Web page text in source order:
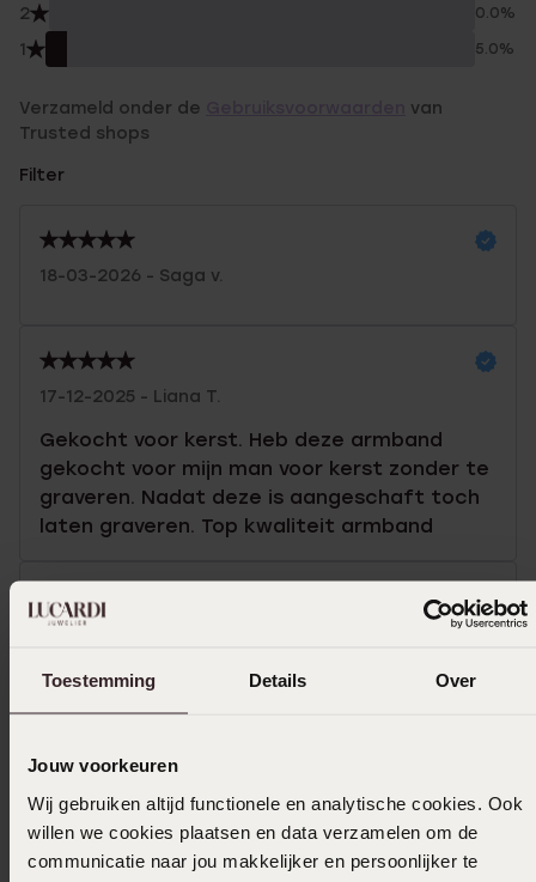
Toestemming Details Over
Jouw voorkeuren
Wij gebruiken altijd functionele en analytische cookies. Ook
willen we cookies plaatsen en data verzamelen om de
communicatie naar jou makkelijker en persoonlijker te
2 0.0%
1 5.0%
Verzameld onder de
van
Trusted shops
Filter
18-03-2026 - Saga v.
17-12-2025 - Liana T.
Gekocht voor kerst. Heb deze armband
gekocht voor mijn man voor kerst zonder te
graveren. Nadat deze is aangeschaft toch
laten graveren. Top kwaliteit armband
11-03-2025 - Jacqueline B.
In winkelmand